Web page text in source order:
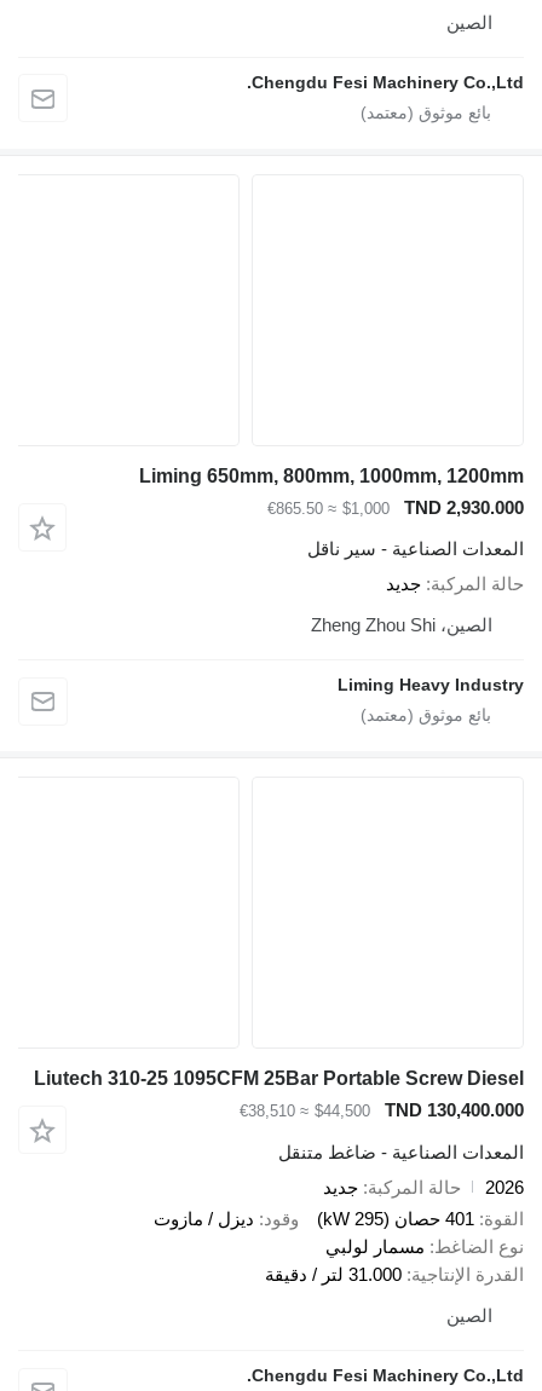
Chengdu Fesi Machinery
Liming 650mm, 800mm, 1000mm,
TND
$1,000
≈ €865.50
الصناعية - سير ناقل
جديد
Liming Heavy
Liutech 310-25 1095CFM 25Bar Portable Screw
TND
$44,500
≈ €38,510
الصناعية - ضاغط متنقل
حالة المركبة جديد
401 حصان (295 kW)
وقود
ديزل / مازوت
مسمار لولبي
31.000 لتر / دقيقة
Chengdu Fesi Machinery